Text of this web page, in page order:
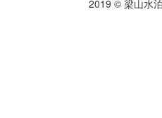
2019 © 梁山水